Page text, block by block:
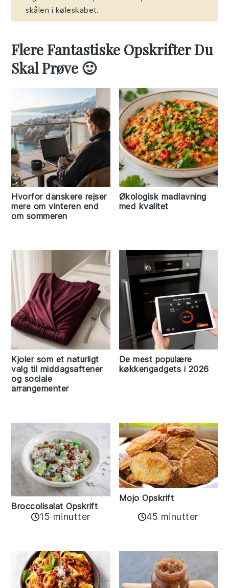
skålen i køleskabet.
Flere Fantastiske Opskrifter Du
Skal Prøve 🙂
Hvorfor danskere rejser
mere om vinteren end
om sommeren
Økologisk madlavning
med kvalitet
Kjoler som et naturligt
valg til middagsaftener
og sociale
arrangementer
De mest populære
køkkengadgets i 2026
Broccolisalat Opskrift
15 minutter
Mojo Opskrift
45 minutter